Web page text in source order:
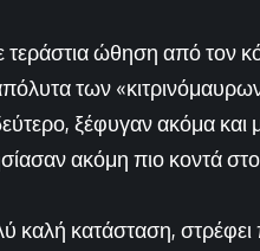
τεράστια ώθηση από τον
των
ξέφυγαν ακόμα και
ακόμη πιο κοντά
καλή κατάσταση,